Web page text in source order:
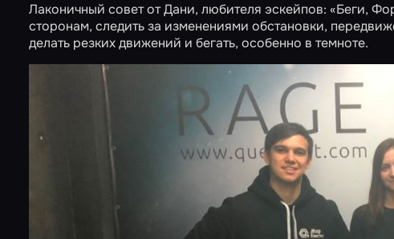
Лаконичный совет от Дани, любителя эскейпов: «Беги,
сторонам, следить за изменениями обстановки,
делать резких движений и бегать, особенно в темноте.